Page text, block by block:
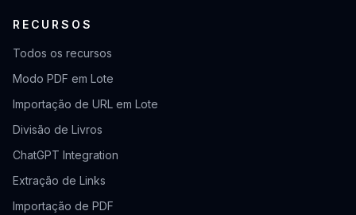
RECURSOS
Todos os recursos
Modo PDF em Lote
Importação de URL em Lote
Divisão de Livros
ChatGPT Integration
Extração de Links
Importação de PDF